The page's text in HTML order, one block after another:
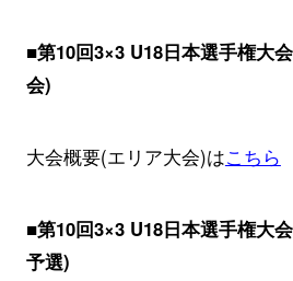
■第10回3×3 U18日本選手権大
会)
大会概要(エリア大会)はこちら
■第10回3×3 U18日本選手権大
予選)